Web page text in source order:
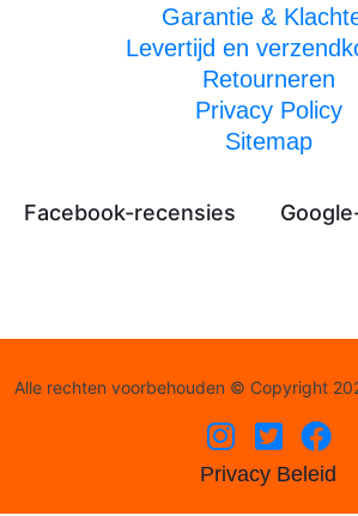
Garantie &
Levertijd en
Retourneren
Privacy Policy
Sitemap
Facebook-recensies
Alle rechten voorbehouden © Copyright
Privacy Beleid